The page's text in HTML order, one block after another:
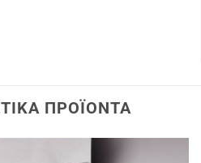
ΠΡΟΪΌΝΤΑ